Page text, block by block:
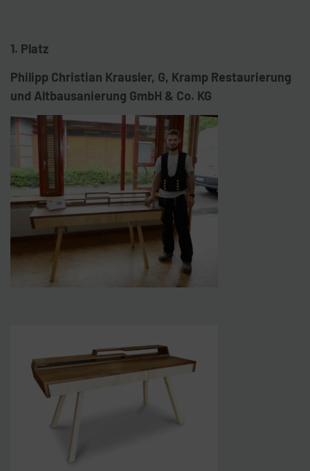
1. Platz
Philipp Christian Krausler, G, Kramp Restaurierung
und Altbausanierung GmbH & Co. KG